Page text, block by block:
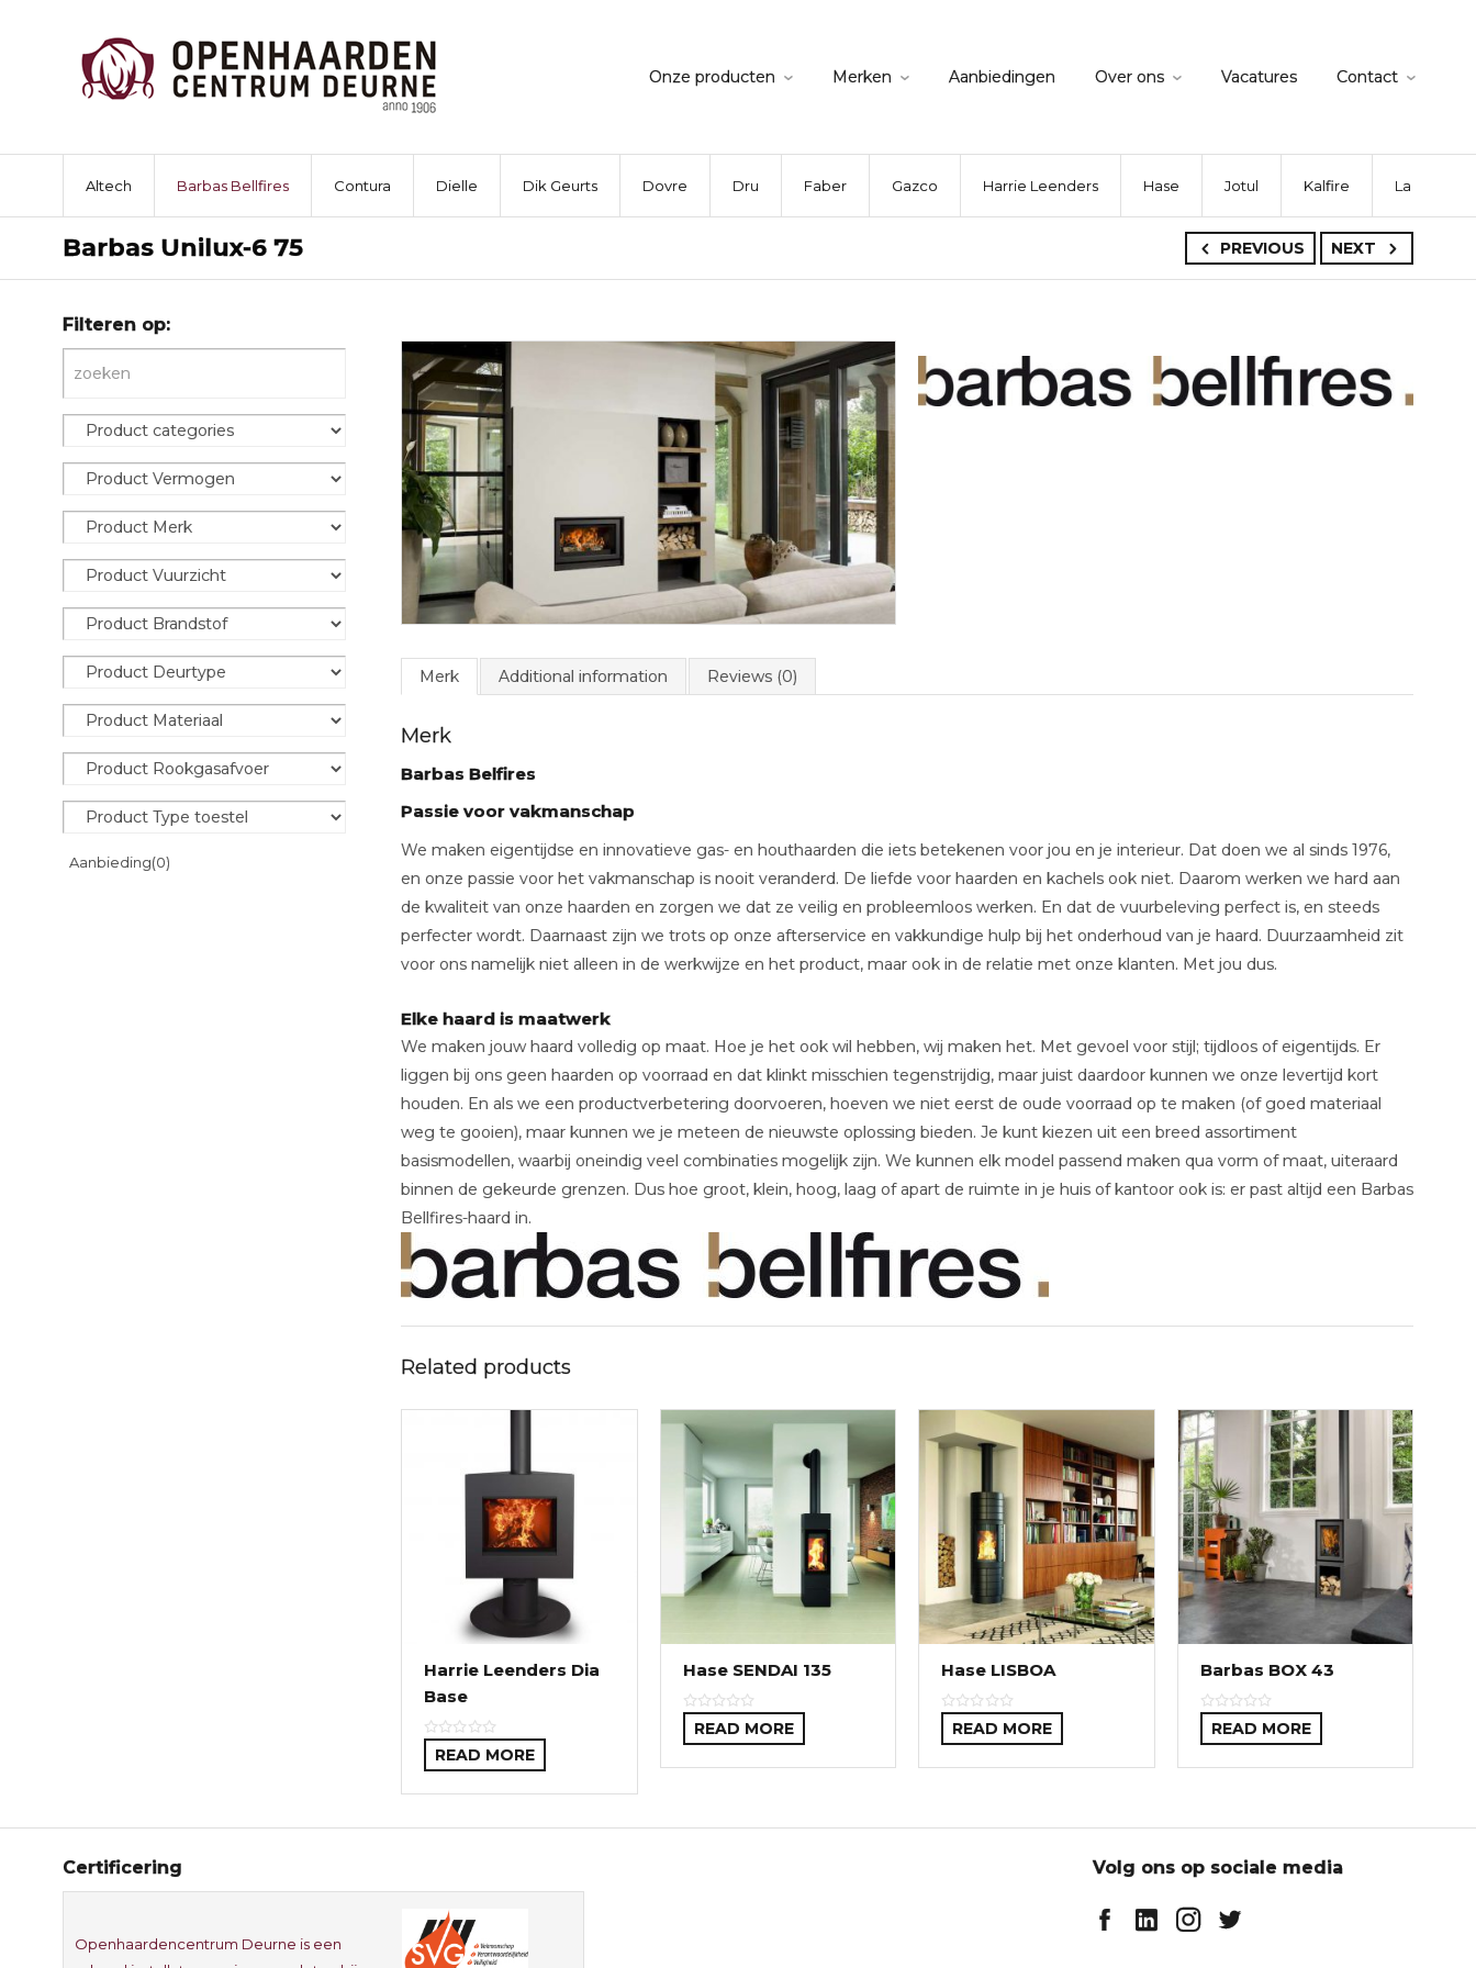
Onze producten Merken Aanbiedingen Over ons Vacatures Contact
Altech Barbas Bellfires Contura Dielle Dik Geurts Dovre Dru Faber Gazco Harrie Leenders Hase Jotul Kalfire La
PREVIOUS NEXT
Barbas Unilux-6 75
Merk Additional information Reviews (0)
Merk
Barbas Belfires
Passie voor vakmanschap
We maken eigentijdse en innovatieve gas- en houthaarden die iets betekenen voor jou en je interieur. Dat doen we al sinds 1976,
en onze passie voor het vakmanschap is nooit veranderd. De liefde voor haarden en kachels ook niet. Daarom werken we hard aan
de kwaliteit van onze haarden en zorgen we dat ze veilig en probleemloos werken. En dat de vuurbeleving perfect is, en steeds
perfecter wordt. Daarnaast zijn we trots op onze afterservice en vakkundige hulp bij het onderhoud van je haard. Duurzaamheid zit
voor ons namelijk niet alleen in de werkwijze en het product, maar ook in de relatie met onze klanten. Met jou dus.
Elke haard is maatwerk
We maken jouw haard volledig op maat. Hoe je het ook wil hebben, wij maken het. Met gevoel voor stijl; tijdloos of eigentijds. Er
liggen bij ons geen haarden op voorraad en dat klinkt misschien tegenstrijdig, maar juist daardoor kunnen we onze levertijd kort
houden. En als we een productverbetering doorvoeren, hoeven we niet eerst de oude voorraad op te maken (of goed materiaal
weg te gooien), maar kunnen we je meteen de nieuwste oplossing bieden. Je kunt kiezen uit een breed assortiment
basismodellen, waarbij oneindig veel combinaties mogelijk zijn. We kunnen elk model passend maken qua vorm of maat, uiteraard
binnen de gekeurde grenzen. Dus hoe groot, klein, hoog, laag of apart de ruimte in je huis of kantoor ook is: er past altijd een Barbas
Bellfires-haard in.
Related products
Harrie Leenders Dia
Base
READ MORE
Hase SENDAI 135
READ MORE
Hase LISBOA
READ MORE
Barbas BOX 43
READ MORE
Filteren op:
Aanbieding(0)
Certificering
Openhaardencentrum Deurne is een
Volg ons op sociale media